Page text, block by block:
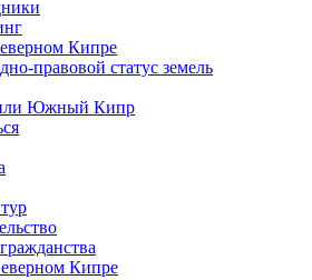
Кипре
правовой статус земель
Южный Кипр
Кипре